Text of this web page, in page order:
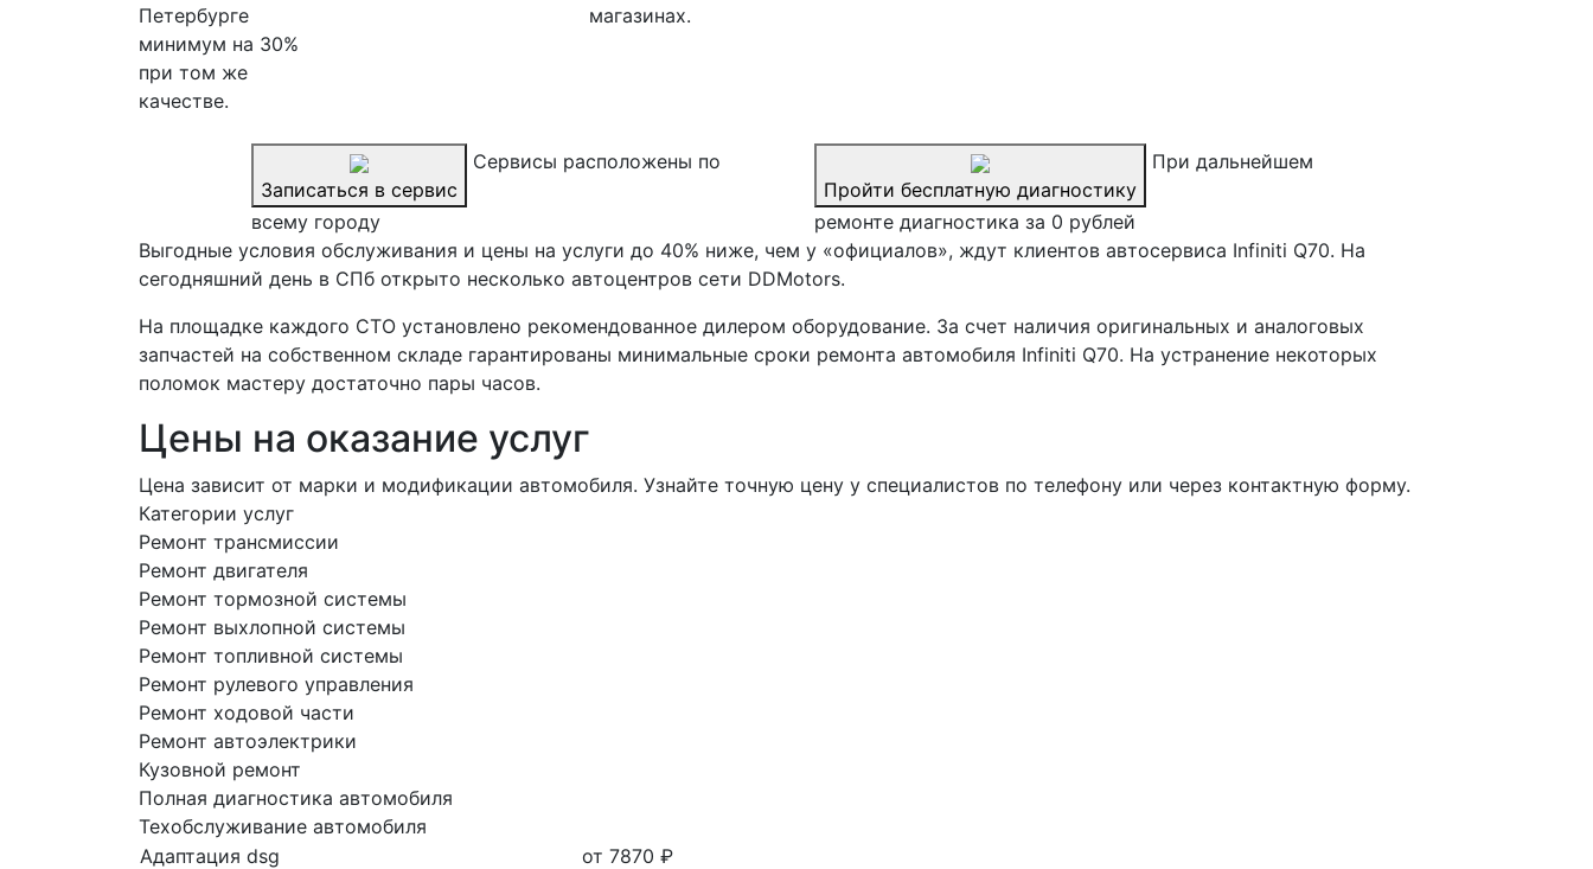
Петербурге
минимум на 30%
при том же
качестве.
магазинах.
Записаться в сервис
Сервисы расположены по
всему городу
Пройти бесплатную диагностику
При дальнейшем
ремонте диагностика за 0 рублей
Выгодные условия обслуживания и цены на услуги до 40% ниже, чем у «официалов», ждут клиентов автосервиса Infiniti Q70. На
сегодняшний день в СПб открыто несколько автоцентров сети DDMotors.
На площадке каждого СТО установлено рекомендованное дилером оборудование. За счет наличия оригинальных и аналоговых
запчастей на собственном складе гарантированы минимальные сроки ремонта автомобиля Infiniti Q70. На устранение некоторых
поломок мастеру достаточно пары часов.
Цены на оказание услуг
Цена зависит от марки и модификации автомобиля. Узнайте точную цену у специалистов по телефону или через контактную форму.
Категории услуг
Ремонт трансмиссии
Ремонт двигателя
Ремонт тормозной системы
Ремонт выхлопной системы
Ремонт топливной системы
Ремонт рулевого управления
Ремонт ходовой части
Ремонт автоэлектрики
Кузовной ремонт
Полная диагностика автомобиля
Техобслуживание автомобиля
Адаптация dsg
от 7870 ₽